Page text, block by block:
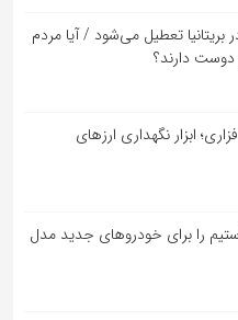
بریتانیا تعطیل می‌شود / آیا مردم
دوست دارند؟
ابزار نگهداری ارزهای
را برای خودروهای جدید مدل